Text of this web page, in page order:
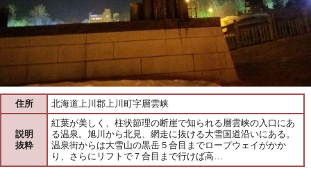
住所 北海道上川郡上川町字層雲峡
説明
抜粋
紅葉が美しく、柱状節理の断崖で知られる層雲峡の入口にあ
る温泉。旭川から北見、網走に抜ける大雪国道沿いにある。
温泉街からは大雪山の黒岳５合目までロープウェイがかか
り、さらにリフトで７合目まで行けば高…